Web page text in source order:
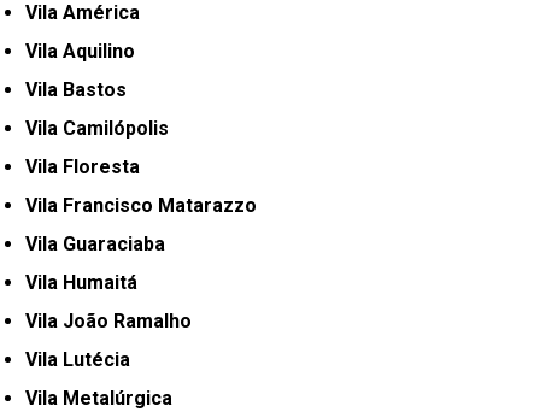
Vila América
Vila Aquilino
Vila Bastos
Vila Camilópolis
Vila Floresta
Vila Francisco Matarazzo
Vila Guaraciaba
Vila Humaitá
Vila João Ramalho
Vila Lutécia
Vila Metalúrgica